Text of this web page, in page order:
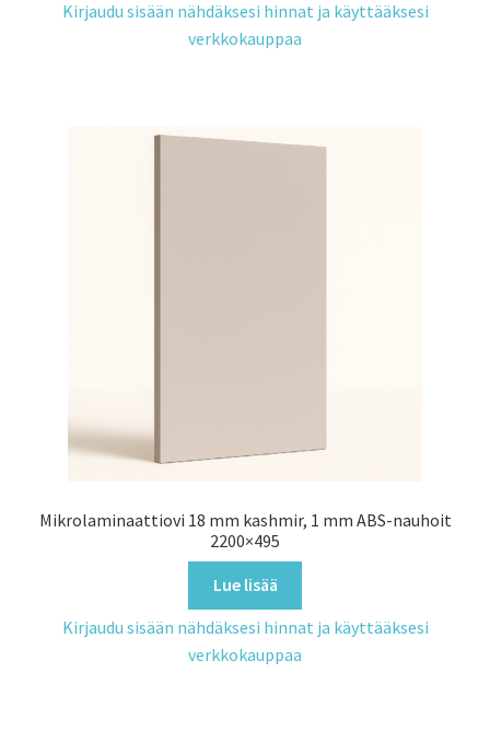
Kirjaudu sisään nähdäksesi hinnat ja käyttääksesi
verkkokauppaa
Mikrolaminaattiovi 18 mm kashmir, 1 mm ABS-nauhoit
2200×495
Lue lisää
Kirjaudu sisään nähdäksesi hinnat ja käyttääksesi
verkkokauppaa